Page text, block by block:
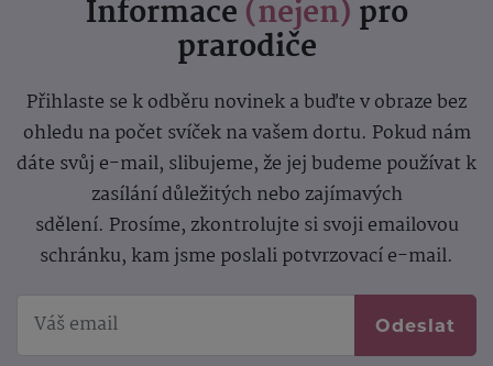
Informace (nejen) pro
prarodiče
Přihlaste se k odběru novinek a buďte v obraze bez
ohledu na počet svíček na vašem dortu. Pokud nám
dáte svůj e-mail, slibujeme, že jej budeme používat k
zasílání důležitých nebo zajímavých
sdělení. Prosíme, zkontrolujte si svoji emailovou
schránku, kam jsme poslali potvrzovací e-mail.
Odeslat